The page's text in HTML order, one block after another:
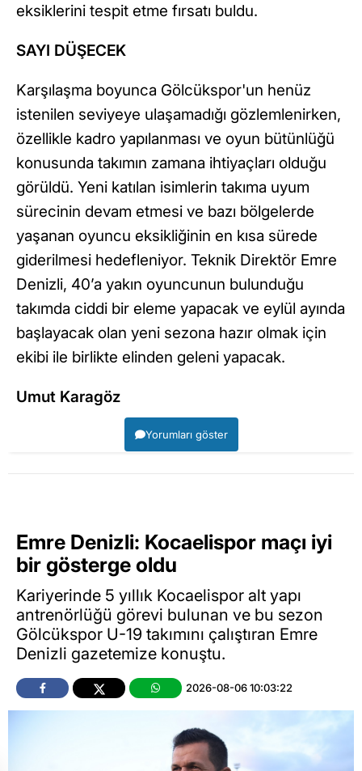
eksiklerini tespit etme fırsatı buldu.
SAYI DÜŞECEK
Karşılaşma boyunca Gölcükspor'un henüz
istenilen seviyeye ulaşamadığı gözlemlenirken,
özellikle kadro yapılanması ve oyun bütünlüğü
konusunda takımın zamana ihtiyaçları olduğu
görüldü. Yeni katılan isimlerin takıma uyum
sürecinin devam etmesi ve bazı bölgelerde
yaşanan oyuncu eksikliğinin en kısa sürede
giderilmesi hedefleniyor. Teknik Direktör Emre
Denizli, 40’a yakın oyuncunun bulunduğu
takımda ciddi bir eleme yapacak ve eylül ayında
başlayacak olan yeni sezona hazır olmak için
ekibi ile birlikte elinden geleni yapacak.
Umut Karagöz
Yorumları göster
Emre Denizli: Kocaelispor maçı iyi
bir gösterge oldu
Kariyerinde 5 yıllık Kocaelispor alt yapı
antrenörlüğü görevi bulunan ve bu sezon
Gölcükspor U-19 takımını çalıştıran Emre
Denizli gazetemize konuştu.
2026-08-06 10:03:22